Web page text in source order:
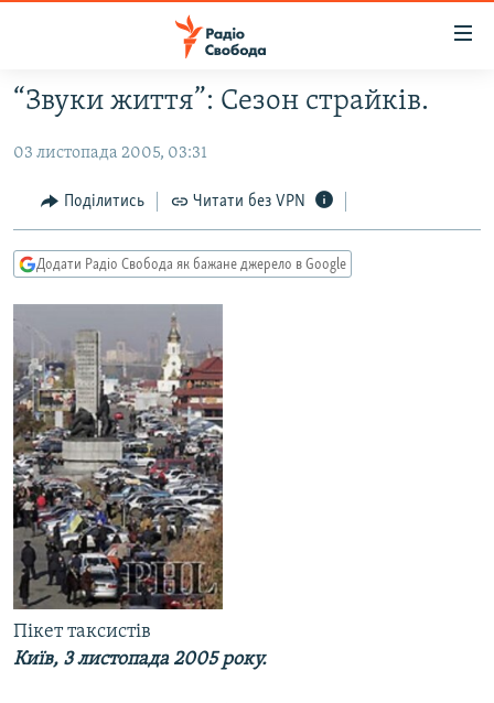
Перейти
основного
Перейти
до
основної
навігації
Перейти
пошуку
РАДІО СВОБОДА – 70 РОКІВ
ВСЕ ЗА ДОБУ
СТАТТІ
ЕКОНОМІКА
КУЛЬТУРА
СПОРТ
УКРАЇНА
СВІТ
ВІЙНА
РОСІЙСЬКА «ФІЛЬТРАЦІЯ»
КРИМ.РЕАЛІЇ
ТИ ЯК?
СХЕМИ
КИТАЙ.ВИКЛИКИ
МУЛЬТИМЕДІА
ФОТО
СПЕЦПРОЄКТИ
ПОДКАСТИ
“Звуки життя”: Сезон страйків.
03 листопада 2005, 03:31
Поділитись Читати без VPN
Додати Радіо Свобода як бажане джерело в Google
Пікет таксистів
Київ, 3 листопада 2005 року.